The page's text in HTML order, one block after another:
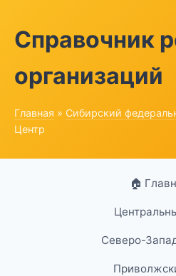
Справочник
организаций
Главная » Сибирский
Центр
🏠
Северо-